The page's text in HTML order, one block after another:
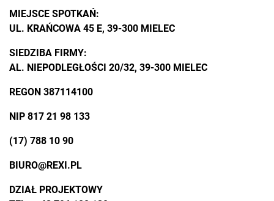
MIEJSCE SPOTKAŃ:
UL. KRAŃCOWA 45 E, 39-300 MIELEC
SIEDZIBA FIRMY:
AL. NIEPODLEGŁOŚCI 20/32, 39-300 MIELEC
REGON 387114100
NIP 817 21 98 133
(17) 788 10 90
BIURO@REXI.PL
DZIAŁ PROJEKTOWY